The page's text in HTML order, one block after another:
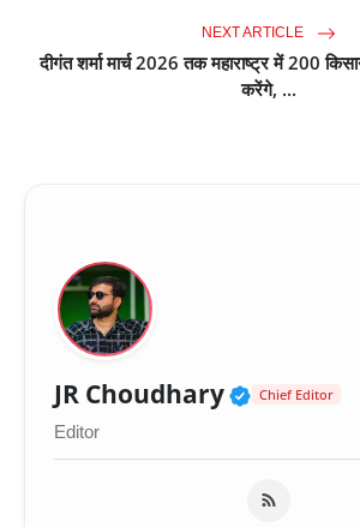
NEXT ARTICLE
दीगंत शर्मा मार्च 2026 तक महाराष्ट्र में 200
करेंगे, ...
JR Choudhary Verified
Chief Editor
Editor